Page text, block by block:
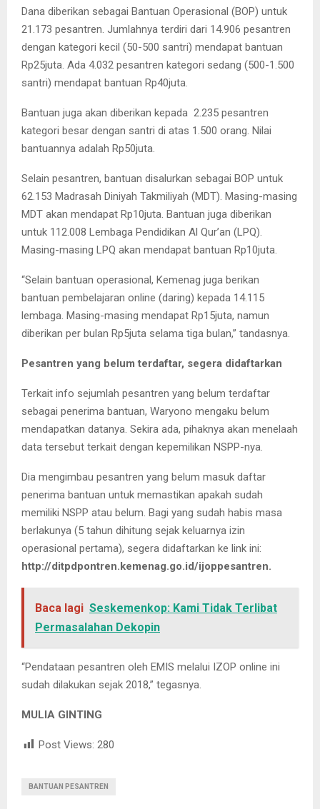
Dana diberikan sebagai Bantuan Operasional (BOP) untuk
21.173 pesantren. Jumlahnya terdiri dari 14.906 pesantren
dengan kategori kecil (50-500 santri) mendapat bantuan
Rp25juta. Ada 4.032 pesantren kategori sedang (500-1.500
santri) mendapat bantuan Rp40juta.
Bantuan juga akan diberikan kepada 2.235 pesantren
kategori besar dengan santri di atas 1.500 orang. Nilai
bantuannya adalah Rp50juta.
Selain pesantren, bantuan disalurkan sebagai BOP untuk
62.153 Madrasah Diniyah Takmiliyah (MDT). Masing-masing
MDT akan mendapat Rp10juta. Bantuan juga diberikan
untuk 112.008 Lembaga Pendidikan Al Qur’an (LPQ).
Masing-masing LPQ akan mendapat bantuan Rp10juta.
“Selain bantuan operasional, Kemenag juga berikan
bantuan pembelajaran online (daring) kepada 14.115
lembaga. Masing-masing mendapat Rp15juta, namun
diberikan per bulan Rp5juta selama tiga bulan,” tandasnya.
Pesantren yang belum terdaftar, segera didaftarkan
Terkait info sejumlah pesantren yang belum terdaftar
sebagai penerima bantuan, Waryono mengaku belum
mendapatkan datanya. Sekira ada, pihaknya akan menelaah
data tersebut terkait dengan kepemilikan NSPP-nya.
Dia mengimbau pesantren yang belum masuk daftar
penerima bantuan untuk memastikan apakah sudah
memiliki NSPP atau belum. Bagi yang sudah habis masa
berlakunya (5 tahun dihitung sejak keluarnya izin
operasional pertama), segera didaftarkan ke link ini:
http://ditpdpontren.kemenag.go.id/ijoppesantren.
Baca lagi Seskemenkop: Kami Tidak Terlibat
Permasalahan Dekopin
“Pendataan pesantren oleh EMIS melalui IZOP online ini
sudah dilakukan sejak 2018,” tegasnya.
MULIA GINTING
Post Views: 280
BANTUAN PESANTREN